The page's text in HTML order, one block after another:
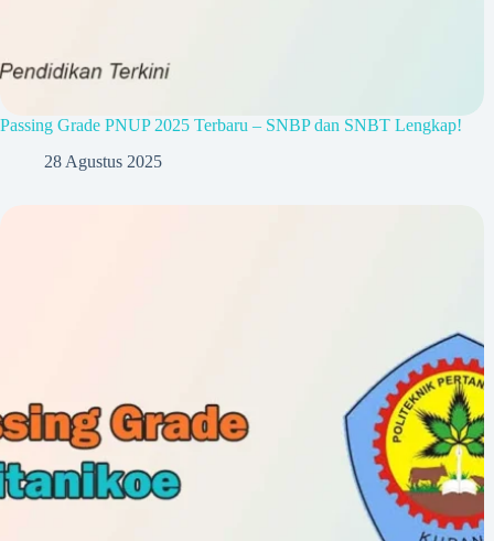
Passing Grade PNUP 2025 Terbaru – SNBP dan SNBT Lengkap!
28 Agustus 2025